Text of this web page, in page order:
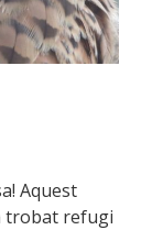
Aquest
trobat refugi